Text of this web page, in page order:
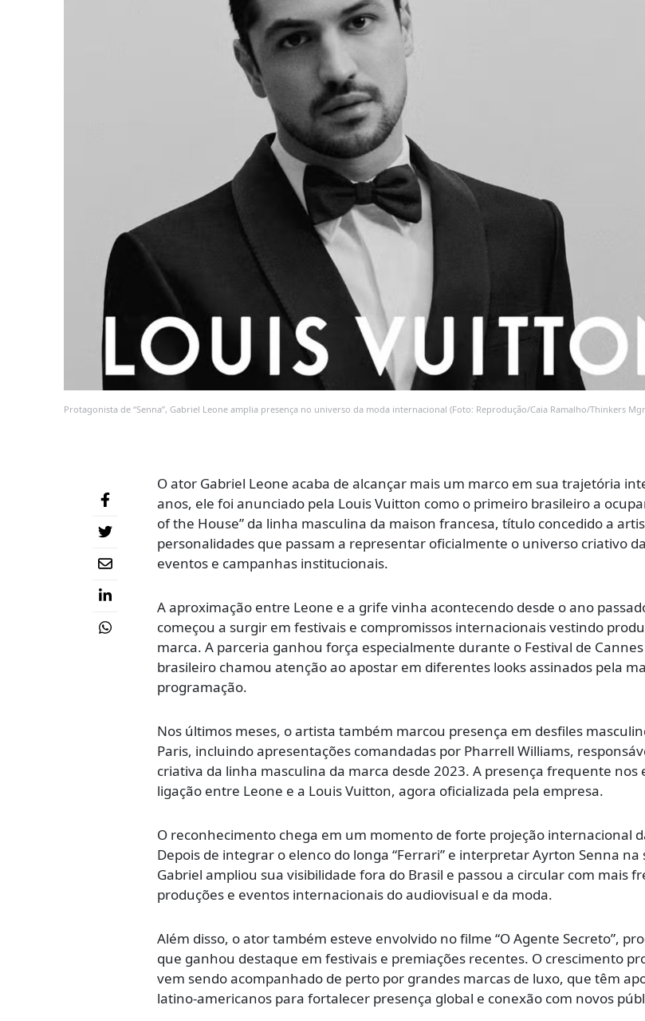
Protagonista de “Senna”, Gabriel Leone amplia presença no universo da moda internacional (Foto: Reprodução/Caia Ramalho/Thinkers
O ator Gabriel Leone acaba de alcançar mais um marco em sua trajetória
anos, ele foi anunciado pela Louis Vuitton como o primeiro brasileiro a
of the House” da linha masculina da maison francesa, título concedido a
personalidades que passam a representar oficialmente o universo criativo
eventos e campanhas institucionais.
A aproximação entre Leone e a grife vinha acontecendo desde o ano
começou a surgir em festivais e compromissos internacionais vestindo
marca. A parceria ganhou força especialmente durante o Festival de
brasileiro chamou atenção ao apostar em diferentes looks assinados pela
programação.
Nos últimos meses, o artista também marcou presença em desfiles
Paris, incluindo apresentações comandadas por Pharrell Williams,
criativa da linha masculina da marca desde 2023. A presença frequente nos
ligação entre Leone e a Louis Vuitton, agora oficializada pela empresa.
O reconhecimento chega em um momento de forte projeção internacional
Depois de integrar o elenco do longa “Ferrari” e interpretarAyrton Senna na
Gabriel ampliou sua visibilidade fora do Brasil e passou a circular com mais
produções e eventos internacionais do audiovisual e da moda.
Além disso, o ator também esteve envolvido no filme “O Agente Secreto”,
que ganhou destaque em festivais e premiações recentes. O crescimento
vem sendo acompanhado de perto por grandes marcas de luxo, que têm
latino-americanos para fortalecer presença global e conexão com novos